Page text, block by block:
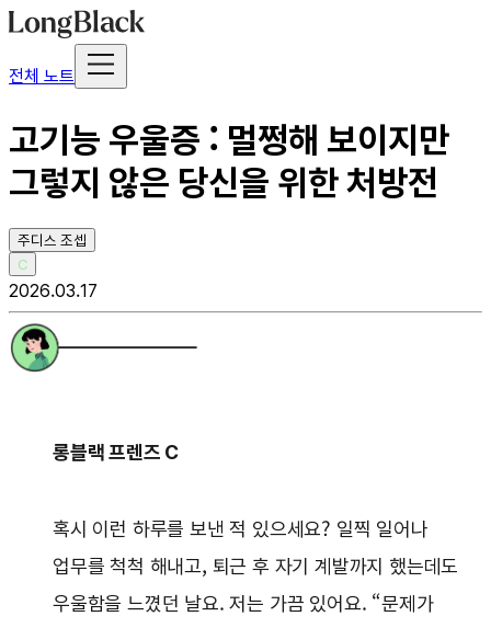
전체 노트
고기능 우울증 : 멀쩡해 보이지만
그렇지 않은 당신을 위한 처방전
주디스 조셉
C
2026.03.17
롱블랙 프렌즈 C
혹시 이런 하루를 보낸 적 있으세요? 일찍 일어나
업무를 척척 해내고, 퇴근 후 자기 계발까지 했는데도
우울함을 느꼈던 날요. 저는 가끔 있어요. “문제가